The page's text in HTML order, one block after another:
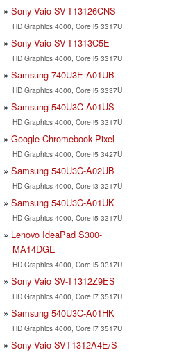
Sony Vaio SV-T13126CNS
HD Graphics 4000, Core i5 3317U
Sony Vaio SV-T1313C5E
HD Graphics 4000, Core i5 3317U
Samsung 740U3E-A01UB
HD Graphics 4000, Core i5 3337U
Samsung 540U3C-A01US
HD Graphics 4000, Core i5 3317U
Google Chromebook Pixel
HD Graphics 4000, Core i5 3427U
Samsung 540U3C-A02UB
HD Graphics 4000, Core i3 3217U
Samsung 540U3C-A01UK
HD Graphics 4000, Core i5 3317U
Lenovo IdeaPad S300-
MA14DGE
HD Graphics 4000, Core i5 3317U
Sony Vaio SV-T1312Z9ES
HD Graphics 4000, Core i7 3517U
Samsung 540U3C-A01HK
HD Graphics 4000, Core i7 3517U
Sony Vaio SVT1312A4E/S